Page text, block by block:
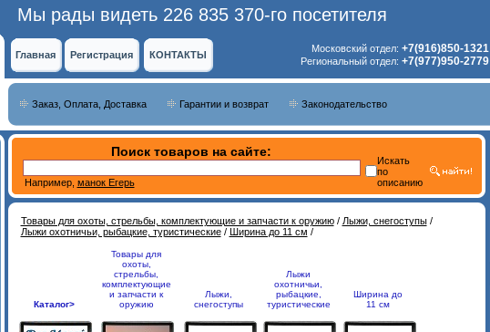
Мы рады видеть 226 835 370-го посетителя
Главная Регистрация КОНТАКТЫ
Московский отдел: +7(916)850-1321
Региональный отдел: +7(977)950-2779
Заказ, Оплата, Доставка Гарантии и возврат Законодательство
Поиск товаров на сайте:
Например, манок Егерь
Искать
по
описанию
Товары для охоты, стрельбы, комплектующие и запчасти к оружию/ Лыжи, снегоступы/
Лыжи охотничьи, рыбацкие, туристические/ Ширина до 11 см /
Каталог>
Товары для
охоты,
стрельбы,
комплектующие
и запчасти к
оружию
Лыжи,
снегоступы
Лыжи
охотничьи,
рыбацкие,
туристические
Ширина до
11 см